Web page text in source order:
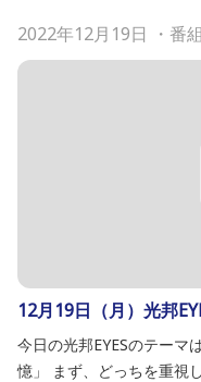
2022年12月19日 ・ 番
12月19日（月）光邦
今日の光邦EYESのテーマ
憶」 まず、どっちを重視